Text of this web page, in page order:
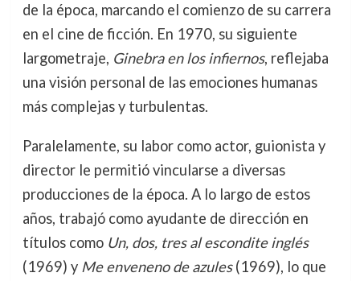
de la época, marcando el comienzo de su carrera
en el cine de ficción. En 1970, su siguiente
largometraje, Ginebra en los infiernos, reflejaba
una visión personal de las emociones humanas
más complejas y turbulentas.
Paralelamente, su labor como actor, guionista y
director le permitió vincularse a diversas
producciones de la época. A lo largo de estos
años, trabajó como ayudante de dirección en
títulos como Un, dos, tres al escondite inglés
(1969) y Me enveneno de azules(1969), lo que